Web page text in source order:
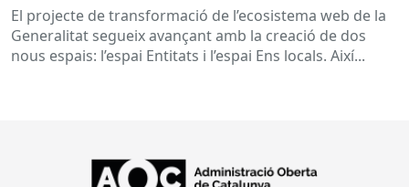
El projecte de transformació de l’ecosistema web de la
Generalitat segueix avançant amb la creació de dos
nous espais: l’espai Entitats i l’espai Ens locals. Així...